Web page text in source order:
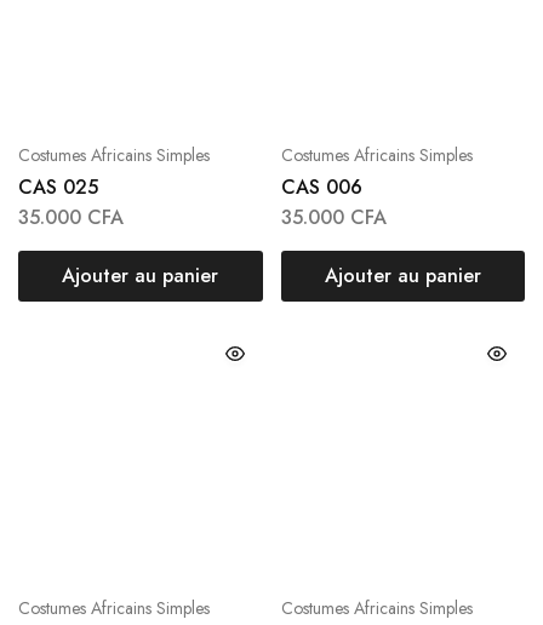
Costumes Africains Simples
CAS 025
35.000 CFA
Ajouter au panier
Costumes Africains Simples
CAS 006
35.000 CFA
Ajouter au panier
Costumes Africains Simples Costumes Africains Simples